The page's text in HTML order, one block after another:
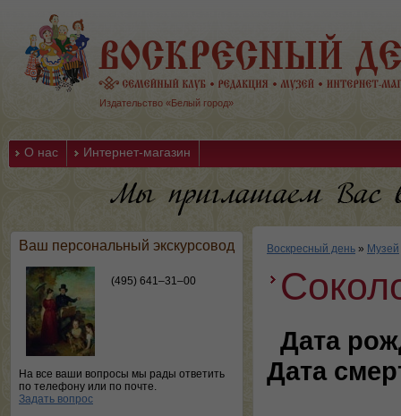
Издательство «Белый город»
О нас Интернет-магазин
Ваш персональный экскурсовод
(495) 641–31–00
На все ваши вопросы мы рады ответить
по телефону или по почте.
Задать вопрос
Воскресный день » Музей
Дата
Дата